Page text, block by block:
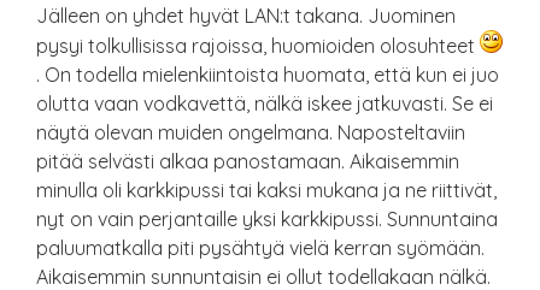
Jälleen on yhdet hyvät LAN:t takana. Juominen
pysyi tolkullisissa rajoissa, huomioiden olosuhteet
. On todella mielenkiintoista huomata, että kun ei juo
olutta vaan vodkavettä, nälkä iskee jatkuvasti. Se ei
näytä olevan muiden ongelmana. Naposteltaviin
pitää selvästi alkaa panostamaan. Aikaisemmin
minulla oli karkkipussi tai kaksi mukana ja ne riittivät,
nyt on vain perjantaille yksi karkkipussi. Sunnuntaina
paluumatkalla piti pysähtyä vielä kerran syömään.
Aikaisemmin sunnuntaisin ei ollut todellakaan nälkä.